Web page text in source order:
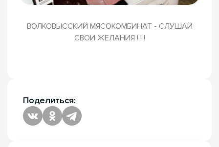
ВОЛКОВЫССКИЙ МЯСОКОМБИНАТ - СЛУШАЙ
СВОИ ЖЕЛАНИЯ ! ! !
Поделиться: